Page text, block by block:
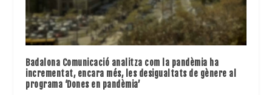
Badalona Comunicació analitza com la pandèmia ha
incrementat, encara més, les desigualtats de gènere al
programa ‘Dones en pandèmia’